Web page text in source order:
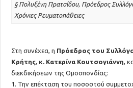
§ Πολυξένη Πρατσίδου, Πρόεδρος
Χρόνιες Ρευματοπάθειες
Στη συνέχεα, η Πρόεδρος του
Κρήτης κ. Κατερίνα Κουτσογιάννη ,
διεκδικήσεων της Ομοσπονδίας:
1. Την επέκταση του ποσοστού